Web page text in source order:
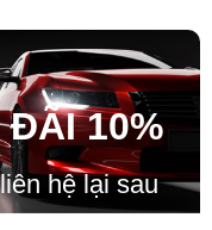
ĐÃI10%
hệ lại sau